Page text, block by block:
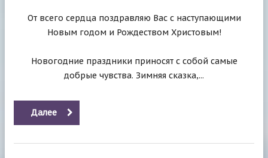
От всего сердца поздравляю Вас с наступающими
Новым годом и Рождеством Христовым!
Новогодние праздники приносят с собой самые
добрые чувства. Зимняя сказка,...
Далее